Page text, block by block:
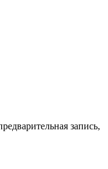
запись,